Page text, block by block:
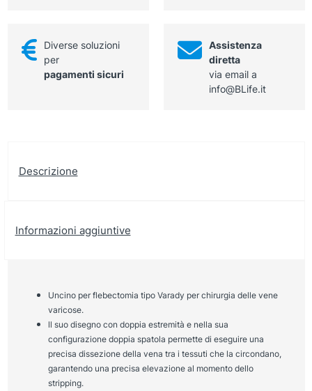
Diverse soluzioni
per
pagamenti sicuri
Assistenza
diretta
via email a
info@BLife.it
Descrizione
Informazioni aggiuntive
Uncino per flebectomia tipo Varady per chirurgia delle vene
varicose.
ll suo disegno con doppia estremità e nella sua
configurazione doppia spatola permette di eseguire una
precisa dissezione della vena tra i tessuti che la circondano,
garantendo una precisa elevazione al momento dello
stripping.